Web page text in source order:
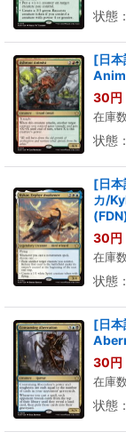
状態
[日
30円
在庫
状態
[日本
カ/
30円
在庫
状態
[日
30円
在庫
状態